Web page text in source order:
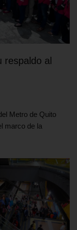
respaldo al
Metro de Quito
marco de la